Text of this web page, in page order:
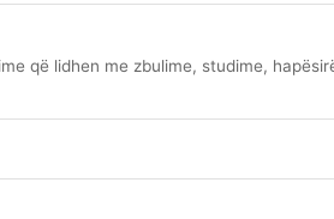
që lidhen me zbulime, studime,